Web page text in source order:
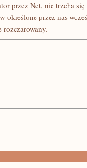
przez Net, nie trzeba
określone przez nas
rozczarowany.